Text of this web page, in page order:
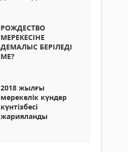
РОЖДЕСТВО
МЕРЕКЕСІНЕ
ДЕМАЛЫС БЕРІЛЕДІ
МЕ?
2018 жылғы
мерекелік күндер
күнтізбесі
жарияланды